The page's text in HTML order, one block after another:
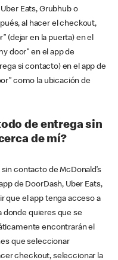
Eats, Grubhub o
al hacer el checkout,
(dejar en la puerta) en el
door” en el app de
si contacto) en el app de
como la ubicación de
de entrega sin
de mí?
contacto de McDonald’s
de DoorDash, Uber Eats,
que el app tenga acceso a
donde quieres que se
encontrarán el
que seleccionar
checkout, seleccionar la